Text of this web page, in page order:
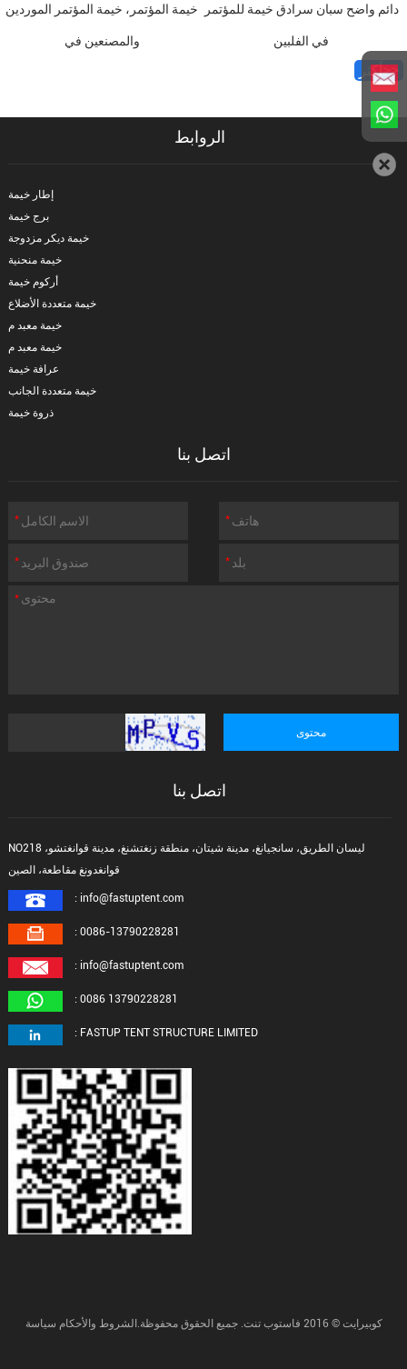
خيمة المؤتمر، خيمة المؤتمر الموردين
والمصنعين في
دائم واضح سبان سرادق خيمة للمؤتمر
في الفلبين
أكثر>>
الروابط
إطار خيمة
برج خيمة
خيمة ديكر مزدوجة
خيمة منحنية
أركوم خيمة
خيمة متعددة الأضلاع
خيمة معبد م
خيمة معبد م
عرافة خيمة
خيمة متعددة الجانب
ذروة خيمة
اتصل بنا
اتصل بنا
NO218 ليسان الطريق، سانجيانغ، مدينة شيتان، منطقة زنغتشنغ، مدينة قوانغتشو،
: info@fastuptent.com
: 0086-13790228281
: info@fastuptent.com
: 0086 13790228281
: FASTUP TENT STRUCTURE LIMITED
كوبيرايت © 2016 فاستوب تنت. جميع الحقوق محفوظة.الشروط والأحكام سياسة